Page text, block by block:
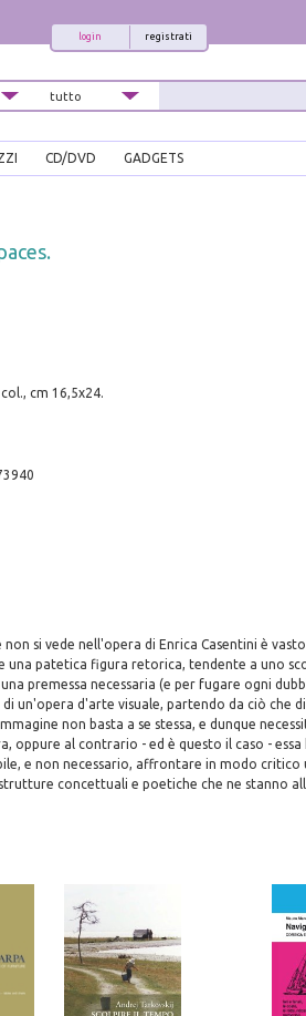
registrati
login
CD/DVD GADGETS
cm 16,5x24.
si vede nell'opera di Enrica Casentini è
patetica figura retorica, tendente a uno
premessa necessaria (e per fugare ogni
un'opera d'arte visuale, partendo da ciò che di
non basta a se stessa, e dunque
al contrario - ed è questo il caso - essa
e non necessario, affrontare in modo critico
concettuali e poetiche che ne stanno